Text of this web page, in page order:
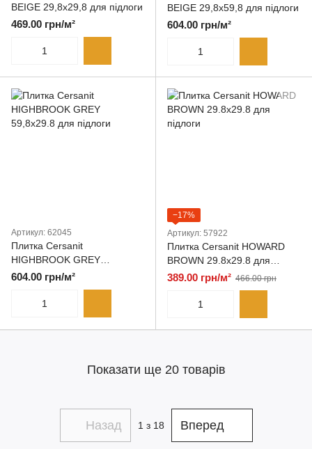
BEIGE 29,8x29,8 для підлоги
469.00 грн/м²
BEIGE 29,8x59,8 для підлоги
604.00 грн/м²
Артикул: 62045
Плитка Cersanit
HIGHBROOK GREY
59,8x29.8 для підлоги
604.00 грн/м²
−17%
Артикул: 57922
Плитка Cersanit HOWARD
BROWN 29.8x29.8 для
підлоги
389.00 грн/м² 466.00 грн
Показати ще 20 товарів
Назад 1 з 18 Вперед